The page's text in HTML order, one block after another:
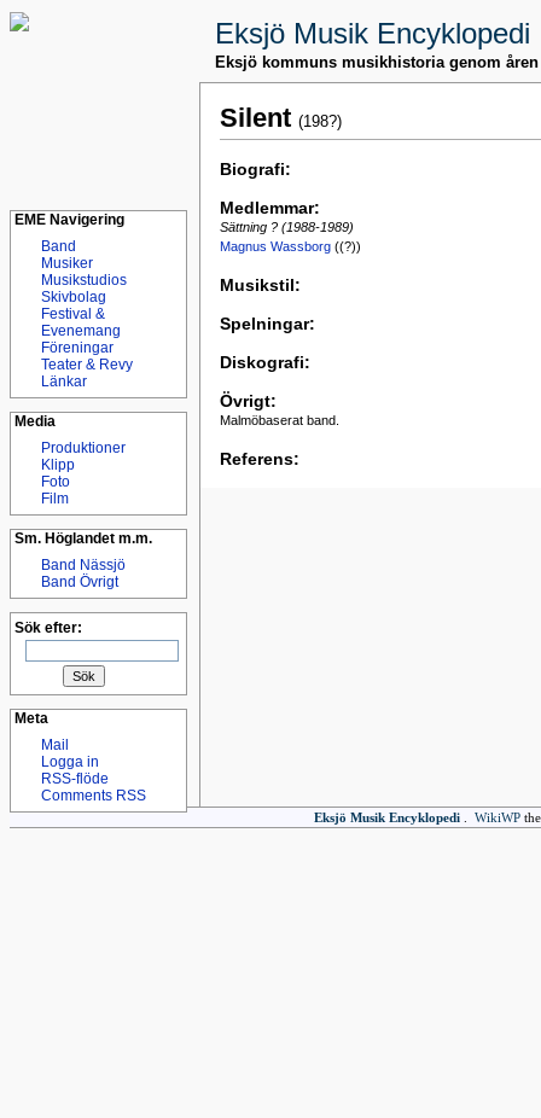
Eksjö Musik Encyklopedi
Eksjö kommuns musikhistoria genom åren
EME Navigering
Band
Musiker
Musikstudios
Skivbolag
Festival &
Evenemang
Föreningar
Teater & Revy
Länkar
Media
Produktioner
Klipp
Foto
Film
Sm. Höglandet m.m.
Band Nässjö
Band Övrigt
Sök efter:
Meta
Mail
Logga in
RSS-flöde
Comments RSS
Silent (198?)
Biografi:
Medlemmar:
Sättning ? (1988-1989)
Magnus Wassborg ((?))
Musikstil:
Spelningar:
Diskografi:
Övrigt:
Malmöbaserat band.
Referens:
Eksjö Musik Encyklopedi. WikiWP